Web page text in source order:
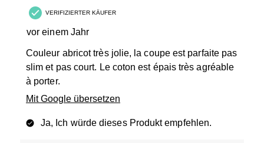
VERIFIZIERTER KÄUFER
vor einem Jahr
Couleur abricot très jolie, la coupe est parfaite pas
slim et pas court. Le coton est épais très agréable
à porter.
Mit Google übersetzen
Ja, Ich würde dieses Produkt empfehlen.